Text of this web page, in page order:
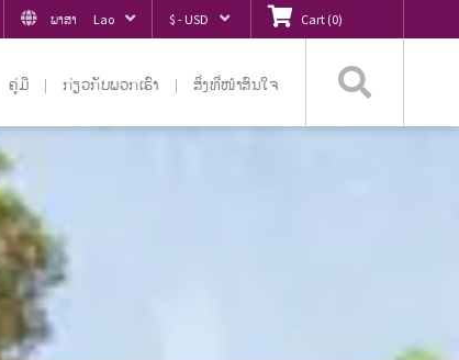
ພາສາ Lao $ - USD Cart (0)
ຄູ່ມື ກ່ຽວ​ກັບ​ພວກ​ເຮົາ ສິ່ງທີ່ໜ້າສົນໃຈ